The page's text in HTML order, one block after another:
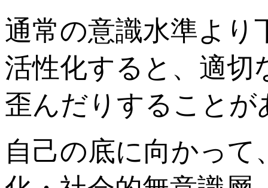
通常の意識水準より
活性化すると、適切
歪んだりすることが
自己の底に向かって